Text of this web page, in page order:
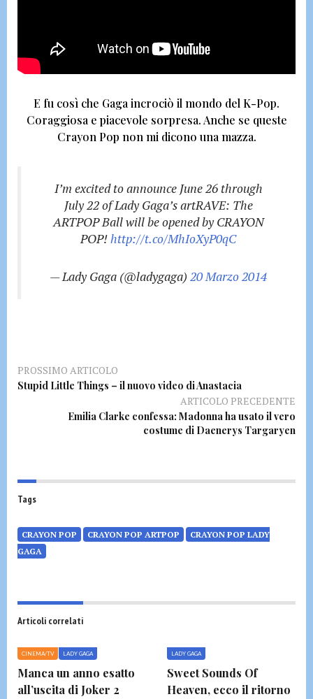
E fu così che Gaga incrociò il mondo del K-Pop.
Coraggiosa e piacevole sorpresa. Anche se queste
Crayon Pop non mi dicono una mazza.
I’m excited to announce June 26 through
July 22 of Lady Gaga’s artRAVE: The
ARTPOP Ball will be opened by CRAYON
POP!http://t.co/MhIoXyP0qC
— Lady Gaga (@ladygaga) 20 Marzo 2014
PROSSIMO ARTICOLO
Stupid Little Things – il nuovo video di Anastacia
ARTICOLO PRECEDENTE
Emilia Clarke confessa: Madonna ha usato il vero
costume di Daenerys Targaryen
Tags
CRAYON POP CRAYON POP ARTPOP
CRAYON POP LADY
GAGA
Articoli correlati
CINEMA/TV LADY GAGA
Manca un anno esatto
all’uscita di Joker 2
LADY GAGA
Sweet Sounds Of
Heaven, ecco il ritorno